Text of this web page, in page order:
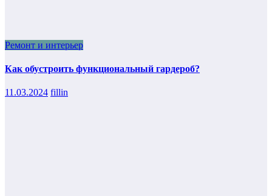
Ремонт и интерьер
Как обустроить функциональный гардероб?
11.03.2024 fillin